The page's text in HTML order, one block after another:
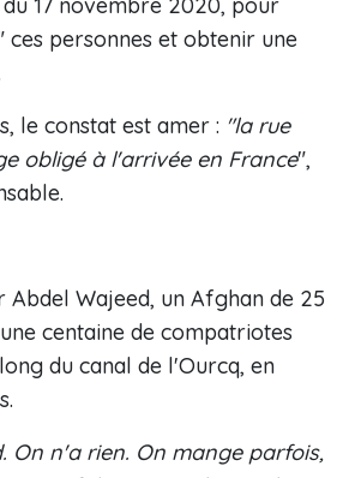
ces personnes et obtenir une
le constat est amer : "la rue
obligé à l'arrivée en France",
Abdel Wajeed, un Afghan de 25
centaine de compatriotes
du canal de l'Ourcq, en
On n'a rien. On mange parfois,